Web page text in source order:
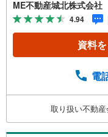
身/自営業/経営
（5）収入合算
等、家具、家
無、持病あり
頂けます。
に安心を提案
ご自分の目で確
材を使用して
ME不動産城北株式会社
4.94
資料
電
取り扱い不動